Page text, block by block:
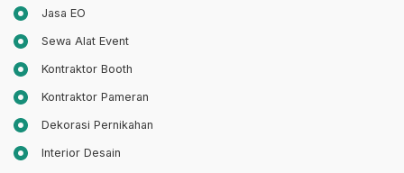
Jasa EO
Sewa Alat Event
Kontraktor Booth
Kontraktor Pameran
Dekorasi Pernikahan
Interior Desain